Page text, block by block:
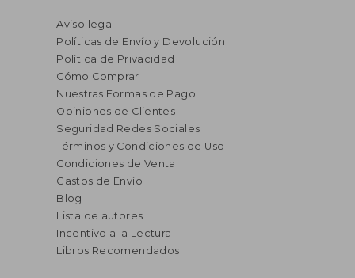
Aviso legal
Políticas de Envío y Devolución
Política de Privacidad
Cómo Comprar
Nuestras Formas de Pago
Opiniones de Clientes
Seguridad Redes Sociales
Términos y Condiciones de Uso
Condiciones de Venta
Gastos de Envío
Blog
Lista de autores
Incentivo a la Lectura
Libros Recomendados